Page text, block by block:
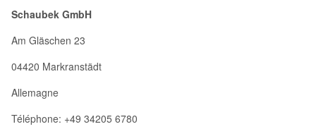
Schaubek GmbH
Am Gläschen 23
04420 Markranstädt
Allemagne
Téléphone: +49 34205 6780